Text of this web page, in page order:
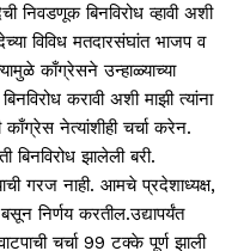
निवडणूक बिनविरोध व्हावी अशी
विविध मतदारसंघांत भाजप व
काँग्रेसने उन्हाळ्याच्या
करावी अशी माझी त्यांना
नेत्यांशीही चर्चा करेन.
बिनविरोध झालेली बरी.
गरज नाही. आमचे प्रदेशाध्यक्ष,
निर्णय करतील.उद्यापर्यंत
चर्चा 99 टक्के पूर्ण झाली